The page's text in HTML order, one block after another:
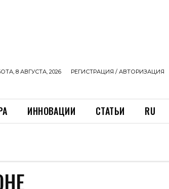
8 АВГУСТА, 2026 РЕГИСТРАЦИЯ / АВТОРИЗАЦИЯ
ИННОВАЦИИ СТАТЬИ RU